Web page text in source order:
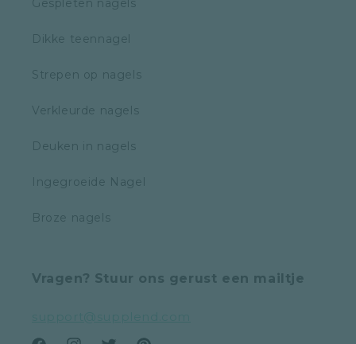
Gespleten nagels
Dikke teennagel
Strepen op nagels
Verkleurde nagels
Deuken in nagels
Ingegroeide Nagel
Broze nagels
Vragen? Stuur ons gerust een mailtje